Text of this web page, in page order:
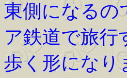
東側になるの
ア鉄道で旅行
歩く形になり